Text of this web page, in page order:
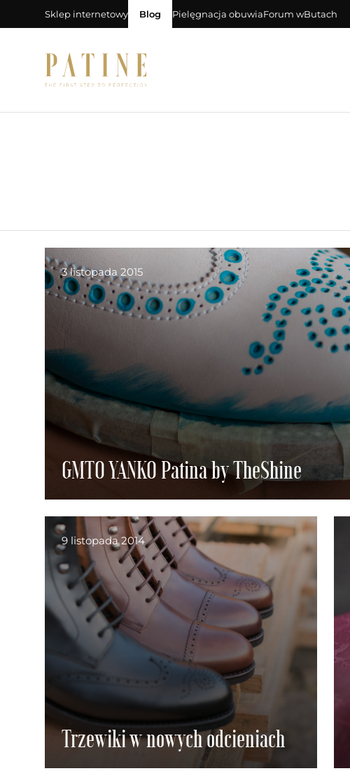
Sklep internetowy Blog Pielęgnacja obuwiaForum wButach
3 listopada 2015
GMTO YANKO Patina by TheShine
9 listopada 2014
Trzewiki w nowych odcieniach